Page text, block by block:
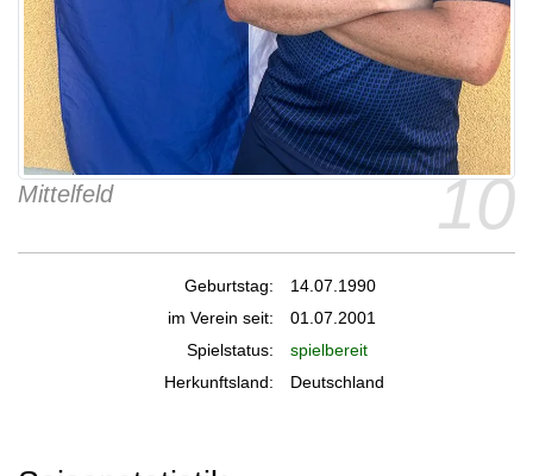
10
Mittelfeld
Geburtstag:
14.07.1990
im Verein seit:
01.07.2001
Spielstatus:
spielbereit
Herkunftsland:
Deutschland